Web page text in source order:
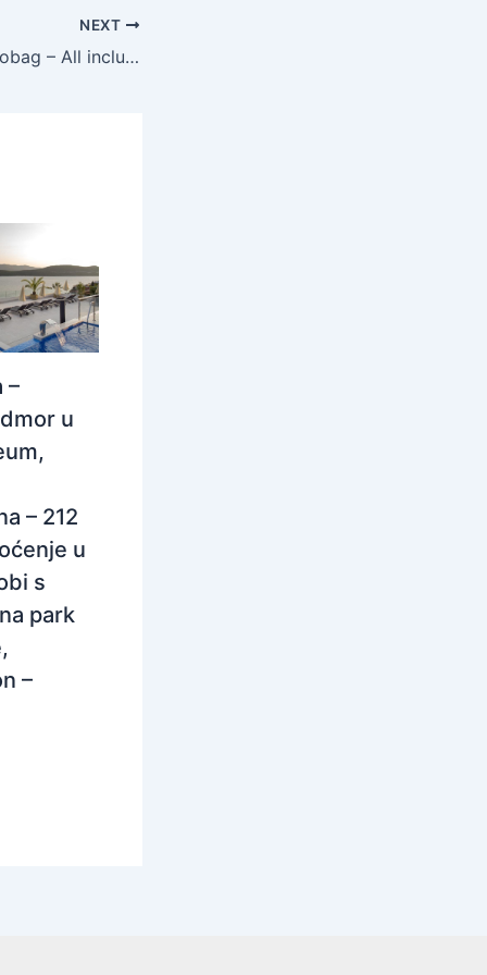
NEXT
Hotel Zagreb Karlobag – All inclusive light ljeto, Karlobag, Hrvatska – 641 EUR – 7x noćenje u dvokrevetnoj sobi za 2 osobe (1. dijete do 11,99 godina besplatno i 2. dijete do navršene 1 godine besplatno), All inclusive light – Akcija
–
u
– 212
u
s
park
–